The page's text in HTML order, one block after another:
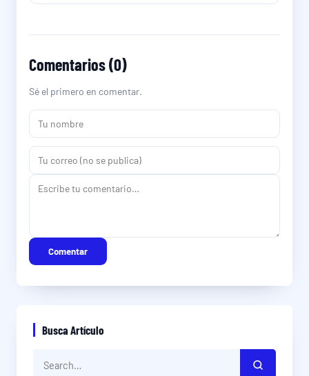
Comentarios (0)
Sé el primero en comentar.
Comentar
Busca Artículo